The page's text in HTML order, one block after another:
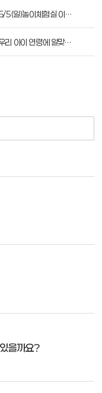
[대전어린이장난감도서관 본원] 6/5(일)놀이체험실 이용안내
[대전어린이장난감도서관 본원] 우리 아이 연령에 알맞은 장난감은 무엇이 있을까요? (36개월 이상)
을까요?